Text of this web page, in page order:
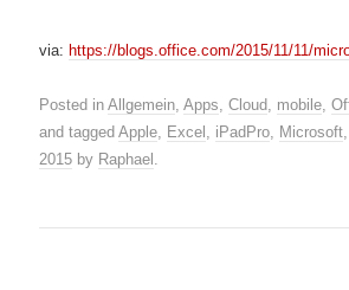
via: https://blogs.office.com/2015/11/11/
Posted in Allgemein, Apps, Cloud, mobile,
and tagged Apple, Excel , iPadPro, Microsoft,
2015 by Raphael .